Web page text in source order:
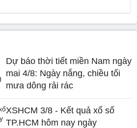
Dự báo thời tiết miền Nam ngày
mai 4/8: Ngày nắng, chiều tối
mưa dông rải rác
XSHCM 3/8 - Kết quả xổ số
TP.HCM hôm nay ngày